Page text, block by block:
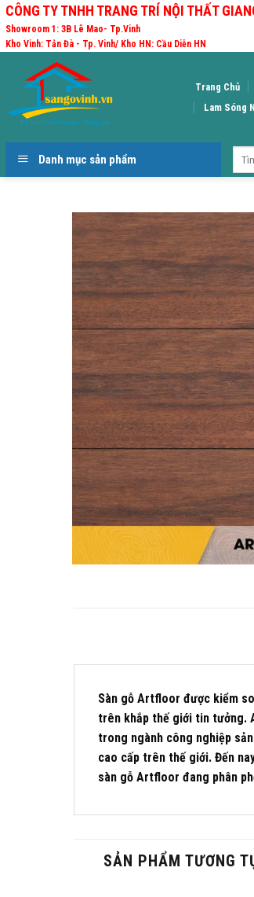
Skip
to
content
CÔNG TY TNHH TRANG TRÍ NỘI THẤT
Showroom 1: 3B Lê Mao- Tp.Vinh
Kho Vinh: Tản Đà - Tp. Vinh/ Kho HN: Cầu Diễn HN
Trang Chủ
Lam Sóng
Danh mục sản phẩm
Sàn gỗ Artfloor được kiểm
trên khắp thế giới tin tưởng.
trong ngành công nghiệp
cao cấp trên thế giới. Đến
sàn gỗ Artfloor đang phân
SẢN PHẨM TƯƠNG